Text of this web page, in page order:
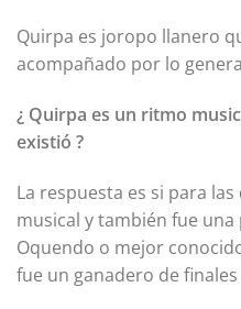
Quirpa es joropo llanero
acompañado por lo
¿ Quirpa es un ritmo
existió ?
La respuesta es si para
musical y también fue
Oquendo o mejor
fue un ganadero de finales